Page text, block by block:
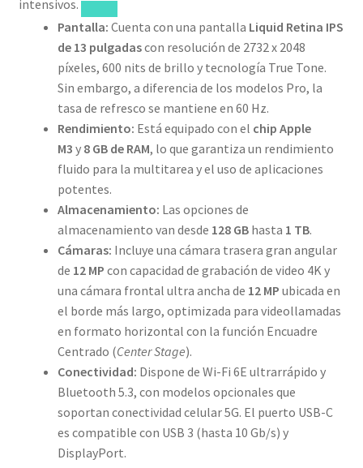
intensivos.
Pantalla: Cuenta con una pantalla Liquid Retina IPS
de 13 pulgadascon resolución de 2732 x 2048
píxeles, 600 nits de brillo y tecnología True Tone.
Sin embargo, a diferencia de los modelos Pro, la
tasa de refresco se mantiene en 60 Hz.
Rendimiento: Está equipado con el chip Apple
M3 y 8 GB de RAM, lo que garantiza un rendimiento
fluido para la multitarea y el uso de aplicaciones
potentes.
Almacenamiento: Las opciones de
almacenamiento van desde 128 GBhasta 1 TB.
Cámaras: Incluye una cámara trasera gran angular
de 12 MP con capacidad de grabación de video 4K y
una cámara frontal ultra ancha de 12 MP ubicada en
el borde más largo, optimizada para videollamadas
en formato horizontal con la función Encuadre
Centrado (Center Stage).
Conectividad: Dispone de Wi-Fi 6E ultrarrápido y
Bluetooth 5.3, con modelos opcionales que
soportan conectividad celular 5G. El puerto USB-C
es compatible con USB 3 (hasta 10 Gb/s) y
DisplayPort.